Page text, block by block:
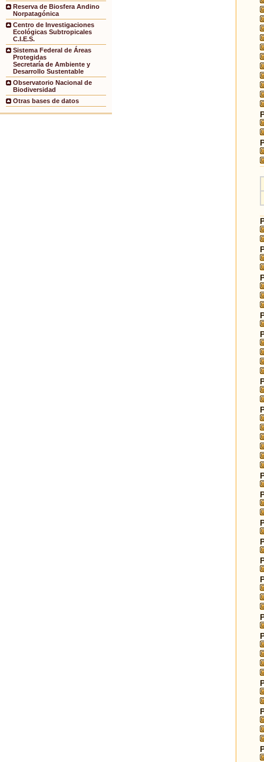
Reserva de Biosfera Andino
Norpatagónica
Centro de Investigaciones
Ecológicas Subtropicales
C.I.E.S.
Sistema Federal de Áreas
Protegidas
Secretaría de Ambiente y
Desarrollo Sustentable
Observatorio Nacional de
Biodiversidad
Otras bases de datos